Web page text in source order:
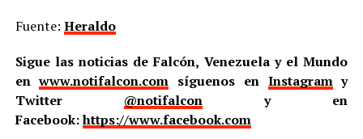
Fuente: Heraldo
Sigue las noticias de Falcón, Venezuela y el Mundo
enwww.notifalcon.com síguenos en Instagramy
Twitter @notifalcony en
Facebook:https://www.facebook.com